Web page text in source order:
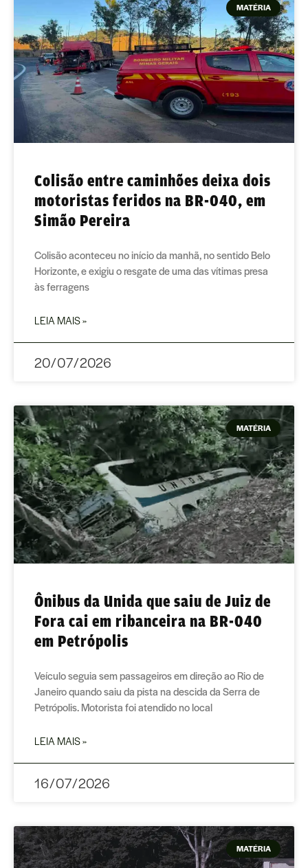
MATÉRIA
Colisão entre caminhões deixa dois
motoristas feridos na BR-040, em
Simão Pereira
Colisão aconteceu no início da manhã, no sentido Belo
Horizonte, e exigiu o resgate de uma das vítimas presa
às ferragens
LEIA MAIS »
20/07/2026
MATÉRIA
Ônibus da Unida que saiu de Juiz de
Fora cai em ribanceira na BR-040
em Petrópolis
Veículo seguia sem passageiros em direção ao Rio de
Janeiro quando saiu da pista na descida da Serra de
Petrópolis. Motorista foi atendido no local
LEIA MAIS »
16/07/2026
MATÉRIA